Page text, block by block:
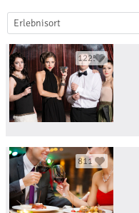
Erlebnisort
1225
811